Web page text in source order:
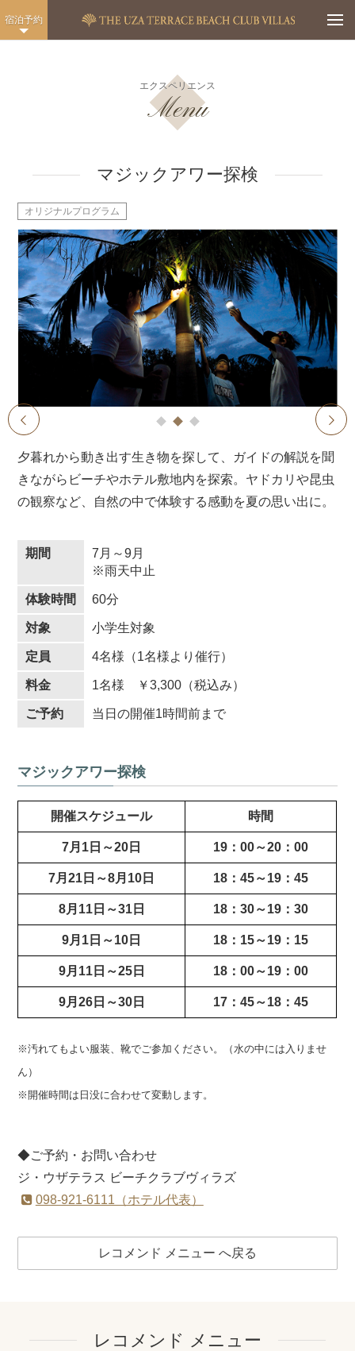
エクスペリエンス
Menu
マジックアワー探検
オリジナルプログラム
prev next
夕暮れから動き出す生き物を探して、ガイドの解説を聞
きながらビーチやホテル敷地内を探索。ヤドカリや昆虫
の観察など、自然の中で体験する感動を夏の思い出に。
期間
7月～9月
※雨天中止
体験時間 60分
対象 小学生対象
定員 4名様（1名様より催行）
料金 1名様 ￥3,300（税込み）
ご予約 当日の開催1時間前まで
マジックアワー探検
開催スケジュール 時間
7月1日～20日 19：00～20：00
7月21日～8月10日 18：45～19：45
8月11日～31日 18：30～19：30
9月1日～10日 18：15～19：15
9月11日～25日 18：00～19：00
9月26日～30日 17：45～18：45
※汚れてもよい服装、靴でご参加ください。（水の中には入りませ
ん）
※開催時間は日没に合わせて変動します。
◆ご予約・お問い合わせ
ジ・ウザテラス ビーチクラブヴィラズ
098-921-6111（ホテル代表）
レコメンド メニュー へ戻る
レコメンド メニュー
宿泊予約